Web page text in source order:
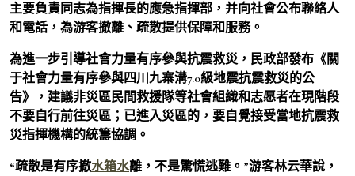
主要負責同志為指揮長的應急指揮部，并向社會公布聯絡人
和電話，為游客撤離、疏散提供保障和服務。
為進一步引導社會力量有序參與抗震救災，民政部發布《關
于社會力量有序參與四川九寨溝7.0級地震抗震救災的公
告》，建議非災區民間救援隊等社會組織和志愿者在現階段
不要自行前往災區；已進入災區的，要自覺接受當地抗震救
災指揮機構的統籌協調。
“疏散是有序撤水箱水離，不是驚慌逃難。”游客林云華說，